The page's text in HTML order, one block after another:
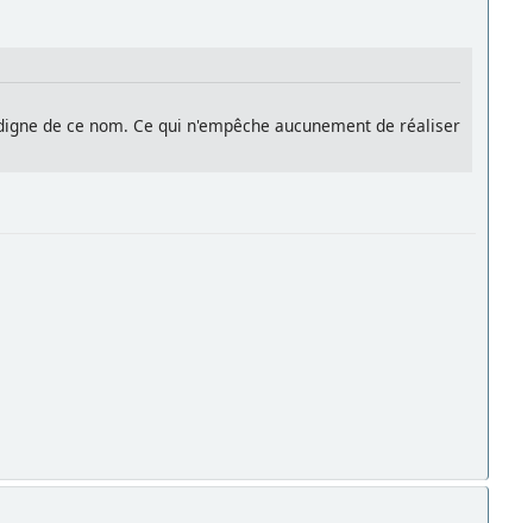
de ce nom. Ce qui n'empêche aucunement de réaliser